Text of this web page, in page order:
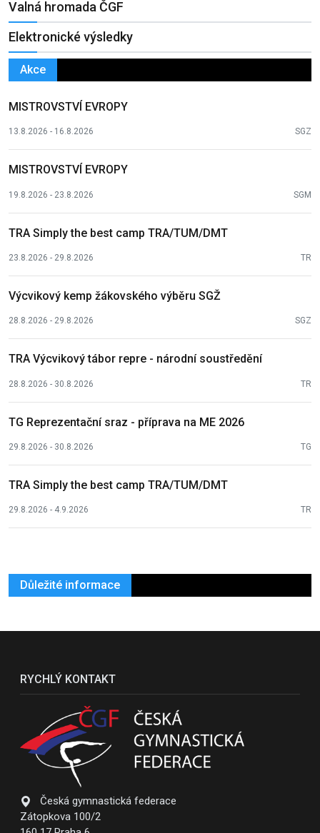
Valná hromada ČGF
Elektronické výsledky
Akce
MISTROVSTVÍ EVROPY
13.8.2026 - 16.8.2026 SGZ
MISTROVSTVÍ EVROPY
19.8.2026 - 23.8.2026 SGM
TRA Simply the best camp TRA/TUM/DMT
23.8.2026 - 29.8.2026 TR
Výcvikový kemp žákovského výběru SGŽ
28.8.2026 - 29.8.2026 SGZ
TRA Výcvikový tábor repre - národní soustředění
28.8.2026 - 30.8.2026 TR
TG Reprezentační sraz - příprava na ME 2026
29.8.2026 - 30.8.2026 TG
TRA Simply the best camp TRA/TUM/DMT
29.8.2026 - 4.9.2026 TR
Důležité informace
RYCHLÝ KONTAKT
Česká gymnastická federace
Zátopkova 100/2